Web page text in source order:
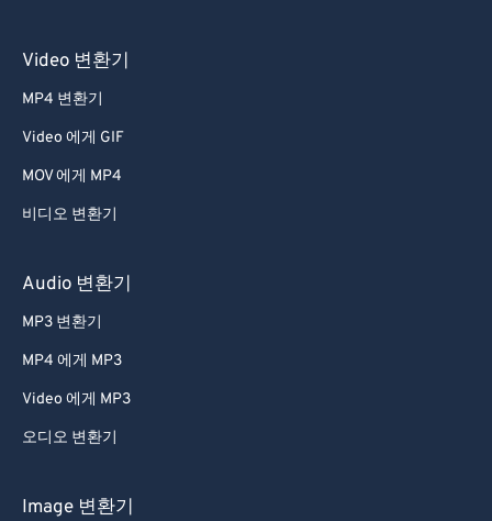
Video 변환기
MP4 변환기
Video 에게 GIF
MOV 에게 MP4
비디오 변환기
Audio 변환기
MP3 변환기
MP4 에게 MP3
Video 에게 MP3
오디오 변환기
Image 변환기